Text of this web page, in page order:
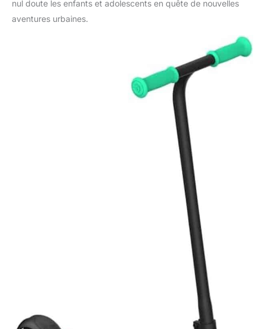
nul doute les enfants et adolescents en quête de nouvelles
aventures urbaines.